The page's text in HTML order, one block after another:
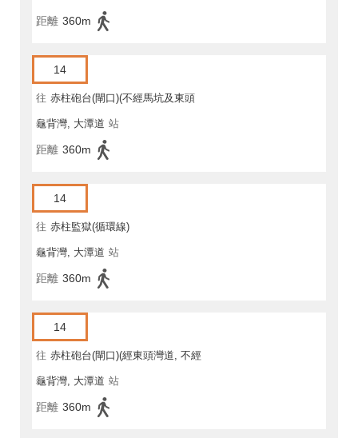
距離 360m
14
往 赤柱砲台(閘口)(不經馬坑及東頭
灣道)
龜背灣, 大潭道 站
距離 360m
14
往 赤柱監獄(循環線)
龜背灣, 大潭道 站
距離 360m
14
往 赤柱砲台(閘口)(經東頭灣道, 不經
馬坑)
龜背灣, 大潭道 站
距離 360m